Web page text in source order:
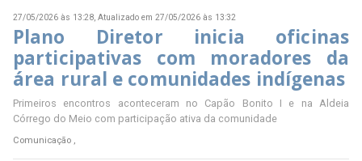
27/05/2026 às 13:28, Atualizado em 27/05/2026 às 13:32
Plano Diretor inicia oficinas
participativas com moradores da
área rural e comunidades indígenas
Primeiros encontros aconteceram no Capão Bonito I e na Aldeia
Córrego do Meio com participação ativa da comunidade
Comunicação ,